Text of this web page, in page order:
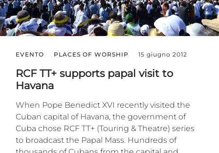
EVENTO PLACES OF WORSHIP 15 giugno 2012
RCF TT+ supports papal visit to
Havana
When Pope Benedict XVI recently visited the
Cuban capital of Havana, the government of
Cuba chose RCF TT+ (Touring & Theatre) series
to broadcast the Papal Mass. Hundreds of